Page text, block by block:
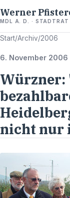
Werner
MDL A. D. · STADTRAT
Start/Archiv/2006
6. November 2006
Würzner:
nicht nur